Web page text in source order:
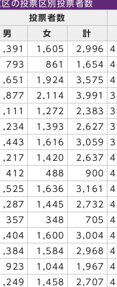
の投票区別投票者数
投票者数
男 女 計
1,605 2,996
793 861 1,654
1,924 3,575
2,114 3,991
1,272 2,383
1,393 2,627
1,616 3,059
1,420 2,637
412 488 900
1,636 3,161
1,445 2,732
357 348 705
1,600 3,004
1,584 2,968
923 1,044 1,967
1,458 2,707